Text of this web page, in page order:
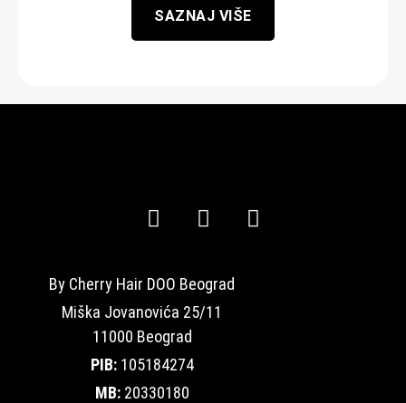
SAZNAJ VIŠE
By Cherry Hair DOO Beograd
Miška Jovanovića 25/11
11000 Beograd
PIB:105184274
MB:20330180